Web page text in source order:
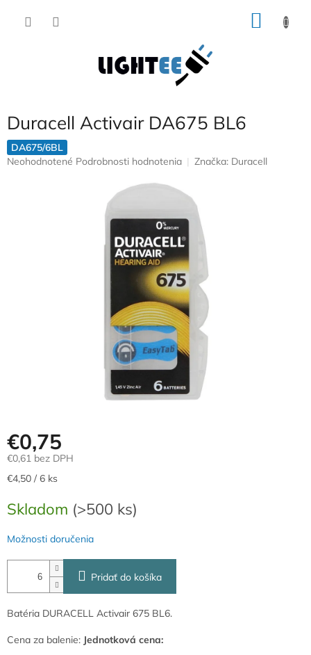
Duracell Activair DA675 BL6
DA675/6BL
Priemerné
Neohodnotené Podrobnosti hodnotenia Značka: Duracell
€0,75
€0,61 bez DPH
Jednotková
€4,50 / 6 ks
Skladom (>500 ks)
Možnosti doručenia
Pridať do košíka
Batéria DURACELL Activair 675 BL6.
Cena za balenie: Jednotková cena: